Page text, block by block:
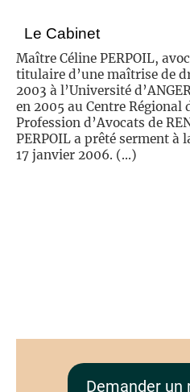
Le Cabinet
Maître Céline PERPOIL,
titulaire d’une maîtrise de
2003 à l’Université
en 2005 au Centre Régional
Profession d’Avocats de
PERPOIL a prêté serment à
17 janvier 2006. (...)
Demander un